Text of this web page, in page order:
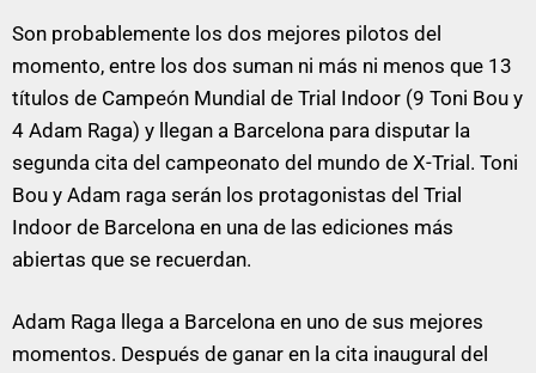
Son probablemente los dos mejores pilotos del
momento, entre los dos suman ni más ni menos que 13
títulos de Campeón Mundial de Trial Indoor (9 Toni Bou y
4 Adam Raga) y llegan a Barcelona para disputar la
segunda cita del campeonato del mundo de X-Trial. Toni
Bou y Adam raga serán los protagonistas del Trial
Indoor de Barcelona en una de las ediciones más
abiertas que se recuerdan.
Adam Raga llega a Barcelona en uno de sus mejores
momentos. Después de ganar en la cita inaugural del